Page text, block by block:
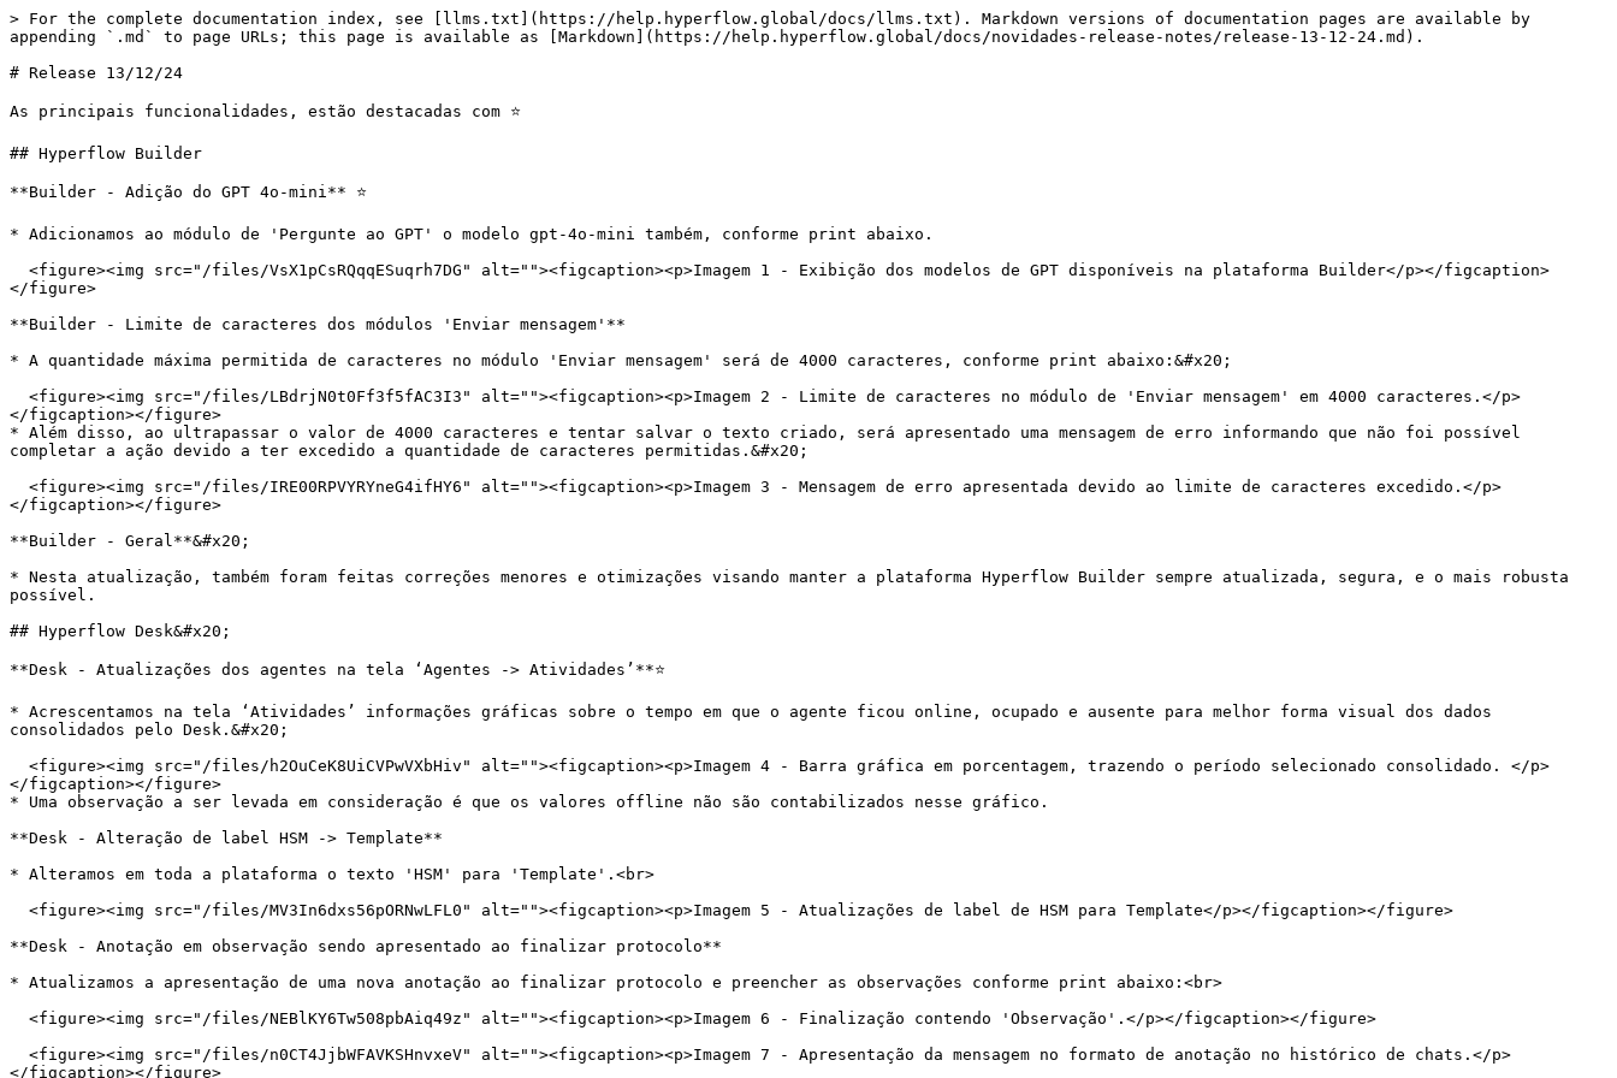
> For the complete documentation index, see [llms.txt](https://help.hyperflow.global/docs/llms.txt). Markdown versions of documentation pages are available by
appending `.md` to page URLs; this page is available as [Markdown](https://help.hyperflow.global/docs/novidades-release-notes/release-13-12-24.md).
# Release 13/12/24
As principais funcionalidades, estão destacadas com ⭐️
## Hyperflow Builder
**Builder - Adição do GPT 4o-mini** ⭐️
* Adicionamos ao módulo de 'Pergunte ao GPT' o modelo gpt-4o-mini também, conforme print abaixo.
</figure>
**Builder - Limite de caracteres dos módulos 'Enviar mensagem'**
* A quantidade máxima permitida de caracteres no módulo 'Enviar mensagem' será de 4000 caracteres, conforme print abaixo:&#x20;
</figcaption></figure>
* Além disso, ao ultrapassar o valor de 4000 caracteres e tentar salvar o texto criado, será apresentado uma mensagem de erro informando que não foi possível
completar a ação devido a ter excedido a quantidade de caracteres permitidas.&#x20;
</figcaption></figure>
**Builder - Geral**&#x20;
* Nesta atualização, também foram feitas correções menores e otimizações visando manter a plataforma Hyperflow Builder sempre atualizada, segura, e o mais robusta
possível.
## Hyperflow Desk&#x20;
**Desk - Atualizações dos agentes na tela ‘Agentes -> Atividades’**⭐️
* Acrescentamos na tela ‘Atividades’ informações gráficas sobre o tempo em que o agente ficou online, ocupado e ausente para melhor forma visual dos dados
consolidados pelo Desk.&#x20;
</figcaption></figure>
* Uma observação a ser levada em consideração é que os valores offline não são contabilizados nesse gráfico.
**Desk - Alteração de label HSM -> Template**
* Alteramos em toda a plataforma o texto 'HSM' para 'Template'.<br>
**Desk - Anotação em observação sendo apresentado ao finalizar protocolo**
* Atualizamos a apresentação de uma nova anotação ao finalizar protocolo e preencher as observações conforme print abaixo:<br>
</figcaption></figure>